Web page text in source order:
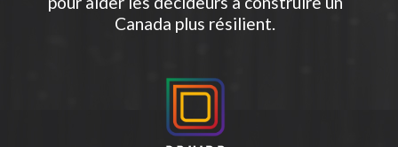
Canada plus résilient.